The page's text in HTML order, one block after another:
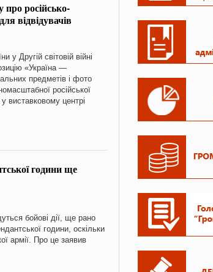
про російсько-
відвідувачів
у Другій світовій війні
«Україна —
предметів і фото
російської
виставковому центрі
години ще
бойові дії, ще рано
години, оскільки
армії. Про це заявив